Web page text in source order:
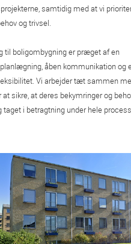
samtidig med at vi
og trivsel.
til boligombygning er præget af en
åben kommunikation og
Vi arbejder tæt sammen
at sikre, at deres bekymringer og
taget i betragtning under hele